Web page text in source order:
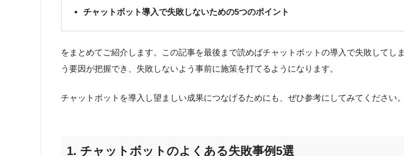
チャットボット導入で失敗しないための5つのポイント
をまとめてご紹介します。この記事を最後まで読めばチャットボットの導入で失敗してしま
う要因が把握でき、失敗しないよう事前に施策を打てるようになります。
チャットボットを導入し望ましい成果につなげるためにも、ぜひ参考にしてみてください。
1. チャットボットのよくある失敗事例5選